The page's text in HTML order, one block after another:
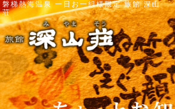
磐梯熱海温泉 一日お一組様限定 旅館 深山
荘